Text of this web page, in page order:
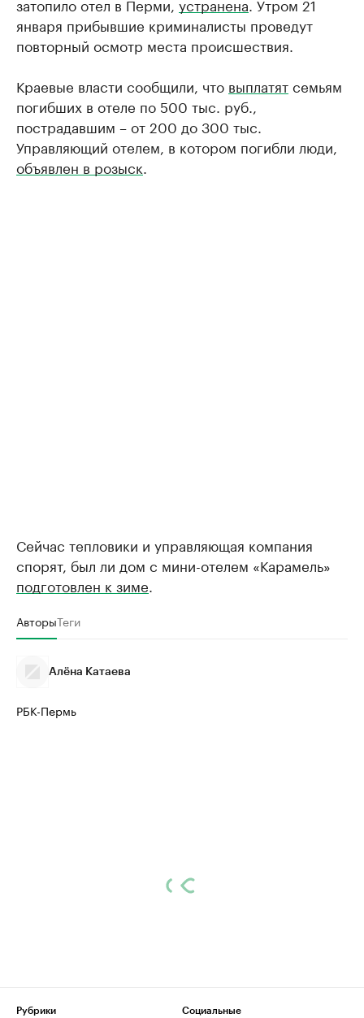
января прибывшие криминалисты проведут
повторный осмотр места происшествия.
Краевые власти сообщили, что выплатятсемьям
погибших в отеле по 500 тыс. руб.,
пострадавшим – от 200 до 300 тыс.
Управляющий отелем, в котором погибли люди,
объявлен в розыск
Сейчас тепловики и управляющая компания
спорят, был ли дом с мини-отелем «Карамель»
подготовлен к зиме
АвторыТеги
Алёна Катаева
РБК-Пермь
Рубрики
Социальные